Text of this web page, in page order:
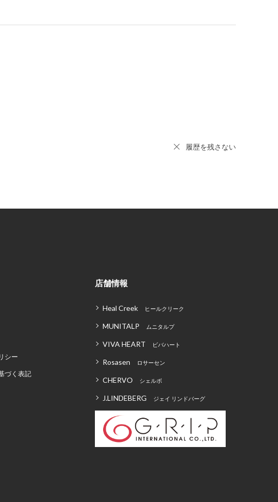
履歴を残さない
シー
づく表記
店舗情報
Heal Creek ヒールクリーク
MUNITALP ムニタルプ
VIVA HEART ビバハート
Rosasen ロサーセン
CHERVO シェルボ
J.LINDEBERG ジェイ リンドバーグ